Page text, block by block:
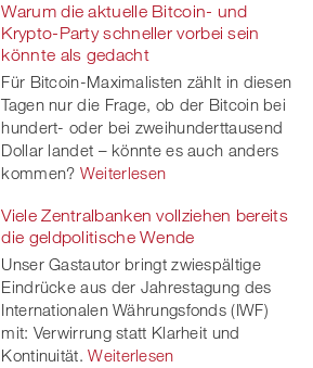
Warum die aktuelle Bitcoin- und
Krypto-Party schneller vorbei sein
könnte als gedacht
Für Bitcoin-Maximalisten zählt in diesen
Tagen nur die Frage, ob der Bitcoin bei
hundert- oder bei zweihunderttausend
Dollar landet – könnte es auch anders
kommen? Weiterlesen
Viele Zentralbanken vollziehen bereits
die geldpolitische Wende
Unser Gastautor bringt zwiespältige
Eindrücke aus der Jahrestagung des
Internationalen Währungsfonds (IWF)
mit: Verwirrung statt Klarheit und
Kontinuität. Weiterlesen